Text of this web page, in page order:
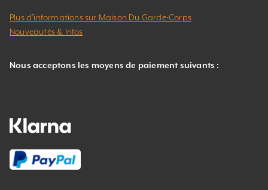
Plus d’informations sur Maison Du Garde-Corps
Nouveautés & Infos
Nous acceptons les moyens de paiement suivants :